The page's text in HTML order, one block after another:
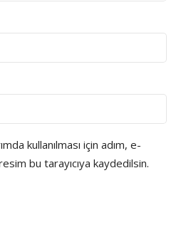
kullanılması için adım, e-
bu tarayıcıya kaydedilsin.